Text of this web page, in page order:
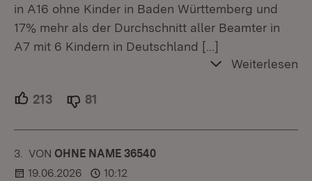
in A16 ohne Kinder in Baden Württemberg und
17% mehr als der Durchschnitt aller Beamter in
A7 mit 6 Kindern in Deutschland […]
Weiterlesen
213 Unterstützer.
81
3. KOMMENTAR
VON :OHNE NAME 36540
19.06.2026
10:12